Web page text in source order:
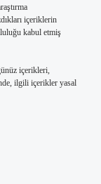
içeriklerin
kabul etmiş
içerikleri,
ilgili içerikler yasal